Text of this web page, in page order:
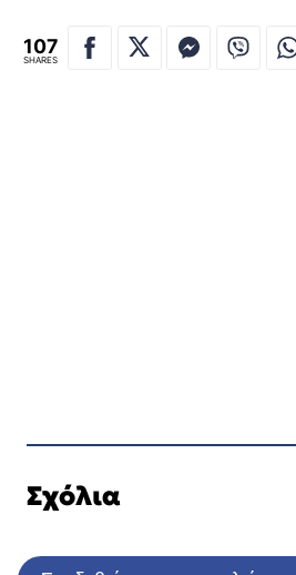
107
SHARES
Σχόλια